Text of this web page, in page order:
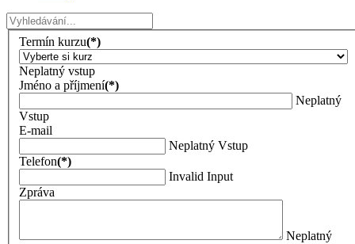
Termín kurzu(*)
Neplatný vstup
Jméno a příjmení(*)
Neplatný
Vstup
E-mail
Neplatný Vstup
Telefon(*)
Invalid Input
Zpráva
Neplatný